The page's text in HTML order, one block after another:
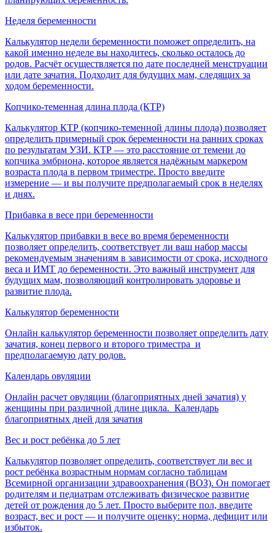
Неделя беременности
Калькулятор недели беременности поможет определить, на
какой именно неделе вы находитесь, сколько осталось до
родов. Расчёт осуществляется по дате последней менструации
или дате зачатия. Подходит для будущих мам, следящих за
ходом беременности.
Копчико-теменная длина плода (КТР)
Калькулятор КТР (копчико-теменной длины плода) позволяет
определить примерный срок беременности на ранних сроках
по результатам УЗИ. КТР — это расстояние от темени до
копчика эмбриона, которое является надёжным маркером
возраста плода в первом триместре. Просто введите
измерение — и вы получите предполагаемый срок в неделях
и днях.
Прибавка в весе при беременности
Калькулятор прибавки в весе во время беременности
позволяет определить, соответствует ли ваш набор массы
рекомендуемым значениям в зависимости от срока, исходного
веса и ИМТ до беременности. Это важный инструмент для
будущих мам, позволяющий контролировать здоровье и
развитие плода.
Калькулятор беременности
Онлайн калькулятор беременности позволяет определить дату
зачатия, конец первого и второго триместра и
предполагаемую дату родов.
Календарь овуляции
Онлайн расчет овуляции (благоприятных дней зачатия) у
женщины при различной длине цикла. Календарь
благоприятных дней для зачатия
Вес и рост ребёнка до 5 лет
Калькулятор позволяет определить, соответствует ли вес и
рост ребёнка возрастным нормам согласно таблицам
Всемирной организации здравоохранения (ВОЗ). Он помогает
родителям и педиатрам отслеживать физическое развитие
детей от рождения до 5 лет. Просто выберите пол, введите
возраст, вес и рост — и получите оценку: норма, дефицит или
избыток.